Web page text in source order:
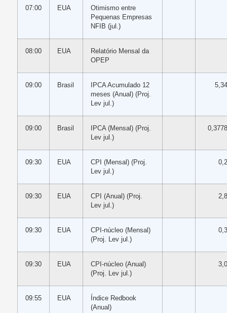
07:00 EUA
Otimismo entre
Pequenas Empresas
NFIB (jul.)
08:00 EUA
Relatório Mensal da
OPEP
09:00 Brasil
IPCA Acumulado 12
meses (Anual) (Proj.
Lev jul.)
09:00 Brasil
IPCA (Mensal) (Proj.
Lev jul.)
09:30 EUA
CPI (Mensal) (Proj.
Lev jul.)
09:30 EUA
CPI (Anual) (Proj.
Lev jul.)
09:30 EUA
CPI-núcleo (Mensal)
(Proj. Lev jul.)
09:30 EUA
CPI-núcleo (Anual)
(Proj. Lev jul.)
09:55 EUA
Índice Redbook
(Anual)